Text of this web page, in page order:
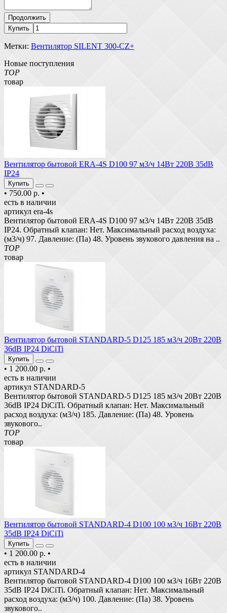
Продолжить
Купить
Метки: Вентилятор SILENT 300-CZ+
Новые поступления
TOP
товар
Вентилятор бытовой ERA-4S D100 97 м3/ч 14Вт 220В 35dB
IP24
Купить
• 750.00 р. •
есть в наличии
артикул era-4s
Вентилятор бытовой ERA-4S D100 97 м3/ч 14Вт 220В 35dB
IP24. Обратный клапан: Нет. Максимальный расход воздуха:
(м3/ч) 97. Давление: (Па) 48. Уровень звукового давления на ..
TOP
товар
Вентилятор бытовой STANDARD-5 D125 185 м3/ч 20Вт 220В
36dB IP24 DiCiTi
Купить
• 1 200.00 р. •
есть в наличии
артикул STANDARD-5
Вентилятор бытовой STANDARD-5 D125 185 м3/ч 20Вт 220В
36dB IP24 DiCiTi. Обратный клапан: Нет. Максимальный
расход воздуха: (м3/ч) 185. Давление: (Па) 48. Уровень
звукового..
TOP
товар
Вентилятор бытовой STANDARD-4 D100 100 м3/ч 16Вт 220В
35dB IP24 DiCiTi
Купить
• 1 200.00 р. •
есть в наличии
артикул STANDARD-4
Вентилятор бытовой STANDARD-4 D100 100 м3/ч 16Вт 220В
35dB IP24 DiCiTi. Обратный клапан: Нет. Максимальный
расход воздуха: (м3/ч) 100. Давление: (Па) 38. Уровень
звукового..